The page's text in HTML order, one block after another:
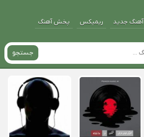
آهنگ جدید ریمیکس پخش آهنگ
جستجو